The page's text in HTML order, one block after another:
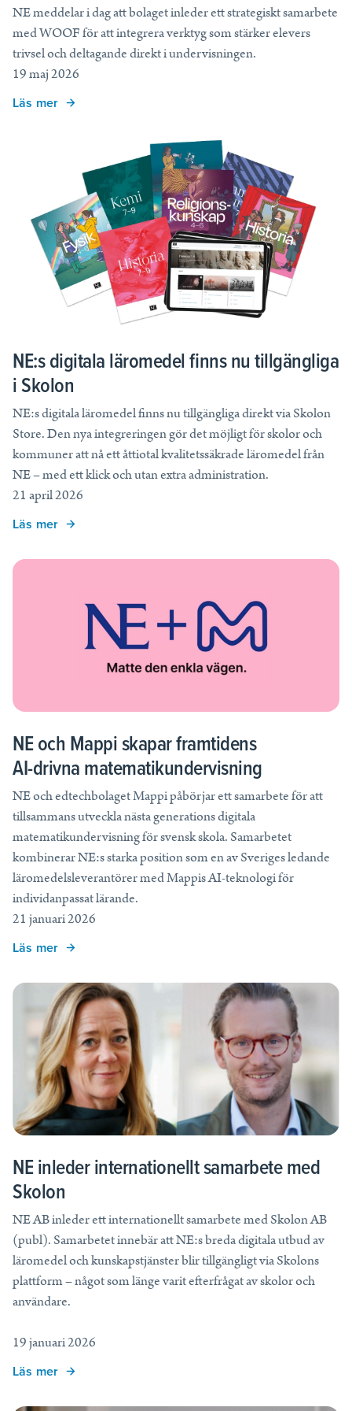
Allt för din undervisning
Läromedel och kunskapstjänster som skapar resultat i och utanför
klassrummet.
Läs mer
NE Komplett
NE Fakta
Nyheter – Partnerskap
Mappi
WOOF
Tips och support
Tips, idéer, webbinarier och hjälp för dig som är lärare.
Läs mer
Lektionstips
Webbinarier & Inspelat
Ta din undervisning till nästa nivå.
Kom igång
Håll dig uppdaterad med det senaste från NE.
Frågor och svar om våra tjänster, samlade på ett ställe.
Priser för skola
Läs mer
Nyheter – Partnerskap
Frågor och Svar
Läs mer
NE meddelar i dag att bolaget inleder ett strategiskt samarbete
med WOOF för att integrera verktyg som stärker elevers
trivsel och deltagande direkt i undervisningen.
19 maj 2026
Läs mer
NE:s digitala läromedel finns nu tillgängliga
i Skolon
NE:s digitala läromedel finns nu tillgängliga direkt via Skolon
Store. Den nya integreringen gör det möjligt för skolor och
kommuner att nå ett åttiotal kvalitetssäkrade läromedel från
NE – med ett klick och utan extra administration.
21 april 2026
Läs mer
NE och Mappi skapar framtidens
AI-drivna matematikundervisning
NE och edtechbolaget Mappi påbörjar ett samarbete för att
tillsammans utveckla nästa generations digitala
matematikundervisning för svensk skola. Samarbetet
kombinerar NE:s starka position som en av Sveriges ledande
läromedelsleverantörer med Mappis AI-teknologi för
individanpassat lärande.
21 januari 2026
Läs mer
NE inleder internationellt samarbete med
Skolon
NE AB inleder ett internationellt samarbete med Skolon AB
(publ). Samarbetet innebär att NE:s breda digitala utbud av
läromedel och kunskapstjänster blir tillgängligt via Skolons
plattform – något som länge varit efterfrågat av skolor och
användare.
19 januari 2026
Läs mer